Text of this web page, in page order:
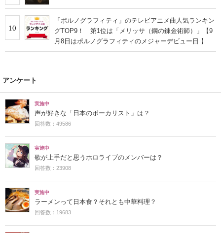
10
「ポルノグラフィティ」のテレビアニメ曲人気ランキン
グTOP9！ 第1位は「メリッサ（鋼の錬金術師）」【9
月8日はポルノグラフィティのメジャーデビュー日 】
アンケート
実施中
声が好きな「日本のボーカリスト」は？
回答数：49586
実施中
歌が上手だと思うホロライブのメンバーは？
回答数：23908
実施中
ラーメンって日本食？それとも中華料理？
回答数：19683